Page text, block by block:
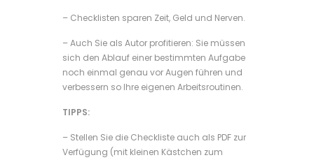
– Checklisten sparen Zeit, Geld und Nerven.
– Auch Sie als Autor profitieren: Sie müssen
sich den Ablauf einer bestimmten Aufgabe
noch einmal genau vor Augen führen und
verbessern so Ihre eigenen Arbeitsroutinen.
TIPPS:
– Stellen Sie die Checkliste auch als PDF zur
Verfügung (mit kleinen Kästchen zum